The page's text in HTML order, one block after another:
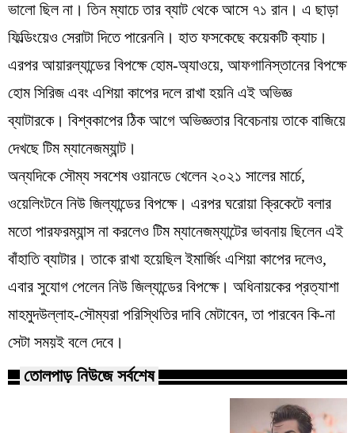
ভালো ছিল না। তিন ম্যাচে তার ব্যাট থেকে আসে ৭১ রান। এ ছাড়া
ফিল্ডিংয়েও সেরাটা দিতে পারেননি। হাত ফসকেছে কয়েকটি ক্যাচ।
এরপর আয়ারল্যান্ডের বিপক্ষে হোম-অ্যাওয়ে, আফগানিস্তানের বিপক্ষে
হোম সিরিজ এবং এশিয়া কাপের দলে রাখা হয়নি এই অভিজ্ঞ
ব্যাটারকে। বিশ্বকাপের ঠিক আগে অভিজ্ঞতার বিবেচনায় তাকে বাজিয়ে
দেখছে টিম ম্যানেজম্যান্ট।
অন্যদিকে সৌম্য সবশেষ ওয়ানডে খেলেন ২০২১ সালের মার্চে,
ওয়েলিংটনে নিউ জিল্যান্ডের বিপক্ষে। এরপর ঘরোয়া ক্রিকেটে বলার
মতো পারফরম্যান্স না করলেও টিম ম্যানেজম্যান্টের ভাবনায় ছিলেন এই
বাঁহাতি ব্যাটার। তাকে রাখা হয়েছিল ইমার্জিং এশিয়া কাপের দলেও,
এবার সুযোগ পেলেন নিউ জিল্যান্ডের বিপক্ষে। অধিনায়কের প্রত্যাশা
মাহমুদউল্লাহ-সৌম্যরা পরিস্থিতির দাবি মেটাবেন, তা পারবেন কি-না
সেটা সময়ই বলে দেবে।
তোলপাড় নিউজে সর্বশেষ